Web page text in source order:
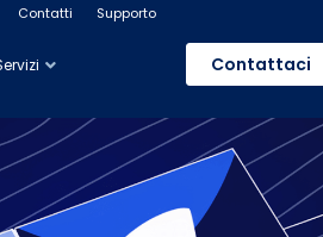
Contatti Supporto
Contattaci